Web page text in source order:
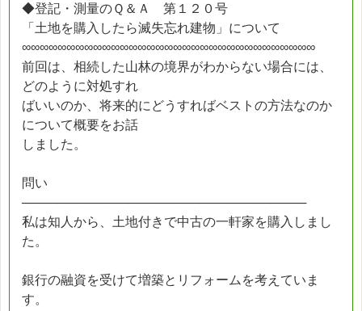
◆登記・測量のＱ＆Ａ 第１２０号
「土地を購入したら滅失忘れ建物」について
∞∞∞∞∞∞∞∞∞∞∞∞∞∞∞∞∞∞∞∞∞∞∞∞∞∞∞∞∞∞∞∞∞
前回は、相続した山林の境界がわからない場合には、
どのように対処すれ
ばいいのか、将来的にどうすればベストの方法なのか
について概要をお話
しました。
問い
────────────────────────────────
私は知人から、土地付きで中古の一軒家を購入しまし
た。
銀行の融資を受けて増築とリフォームを考えていま
す。